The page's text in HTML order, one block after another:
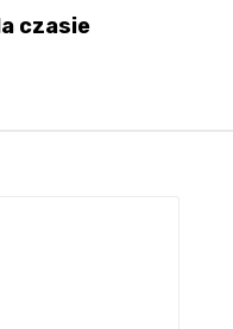
czasie